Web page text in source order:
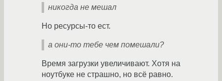
никогда не мешал
Но ресурсы-то ест.
а они-то тебе чем помешали?
Время загрузки увеличивают. Хотя на
ноутбуке не страшно, но всё равно.